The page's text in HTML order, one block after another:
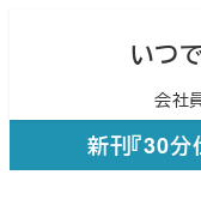
ン
いつ
会社
新刊『30分